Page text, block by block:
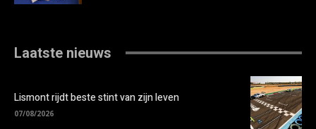
Laatste nieuws
Lismont rijdt beste stint van zijn leven
07/08/2026